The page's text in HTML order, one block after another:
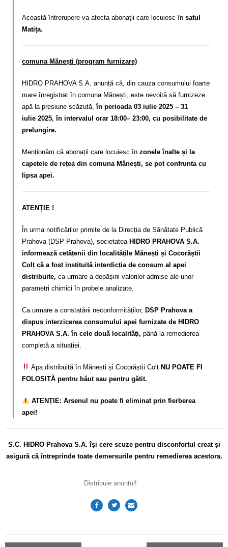
Această întrerupere va afecta abonații care locuiesc în satul
Matița.
comuna Mănești (program furnizare)
HIDRO PRAHOVA S.A. anunță că, din cauza consumului foarte
mare înregistrat în comuna Mănești, este nevoită să furnizeze
apă la presiune scăzută, în perioada 03 iulie 2025 – 31
iulie 2025, în intervalul orar 18:00– 23:00, cu posibilitate de
prelungire.
Menționăm că abonații care locuiesc în zonele înalte și la
capetele de rețea din comuna Mănești, se pot confrunta cu
lipsa apei.
ATENȚIE !
În urma notificărilor primite de la Direcția de Sănătate Publică
Prahova (DSP Prahova), societatea HIDRO PRAHOVA S.A.
informează cetățenii din localitățile Mănești și Cocorăștii
Colț că a fost instituită interdicția de consum al apei
distribuite, ca urmare a depășirii valorilor admise ale unor
parametri chimici în probele analizate.
Ca urmare a constatării neconformităților, DSP Prahova a
dispus interzicerea consumului apei furnizate de HIDRO
PRAHOVA S.A. în cele două localități, până la remedierea
completă a situației.
Apa distribuită în Mănești și Cocorăștii Colț NU POATE FI
FOLOSITĂ pentru băut sau pentru gătit.
ATENȚIE: Arsenul nu poate fi eliminat prin fierberea
apei!
S.C. HIDRO Prahova S.A. își cere scuze pentru disconfortul creat și
asigură că întreprinde toate demersurile pentru remedierea acestora.
Distribuie anunțul!